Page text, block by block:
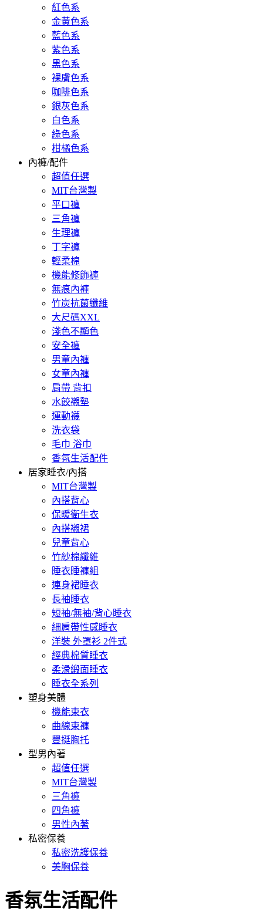
紅色系
金黃色系
藍色系
紫色系
黑色系
裸膚色系
咖啡色系
銀灰色系
白色系
綠色系
柑橘色系
內褲/配件
超值任選
MIT台灣製
平口褲
三角褲
生理褲
丁字褲
輕柔棉
機能修飾褲
無痕內褲
竹炭抗菌纖維
大尺碼XXL
淺色不顯色
安全褲
男童內褲
女童內褲
肩帶 背扣
水餃襯墊
運動襪
洗衣袋
毛巾 浴巾
香氛生活配件
居家睡衣/內搭
MIT台灣製
內搭背心
保暖衛生衣
內搭襯裙
兒童背心
竹紗棉纖維
睡衣睡褲組
連身裙睡衣
長袖睡衣
短袖/無袖/背心睡衣
細肩帶性感睡衣
洋裝 外罩衫 2件式
經典棉質睡衣
柔滑緞面睡衣
睡衣全系列
塑身美體
機能束衣
曲線束褲
豐挺胸托
型男內著
超值任選
MIT台灣製
三角褲
四角褲
男性內著
私密保養
私密洗護保養
美胸保養
香氛生活配件